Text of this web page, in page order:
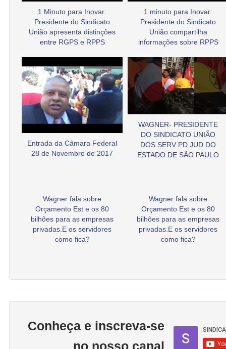
1 Minuto para Inovar:
Presidente do Sindicato
União apresenta distinções
entre RGPS e RPPS
1 minuto para Inovar:
Presidente do Sindicato
União compartilha
informações sobre RPPS
Entrada da Câmara Federal
28 de Novembro de 2017
WAGNER- PRESIDENTE
DO SINDICATO UNIÃO
DOS SERV PD JUD DO
ESTADO DE SÃO PAULO
Wagner fala sobre
Orçamento Est e os 80
bilhões para as empresas
privadas.E os servidores
como fica?
Wagner fala sobre
Orçamento Est e os 80
bilhões para as empresas
privadas.E os servidores
como fica?
Conheça e inscreva-se